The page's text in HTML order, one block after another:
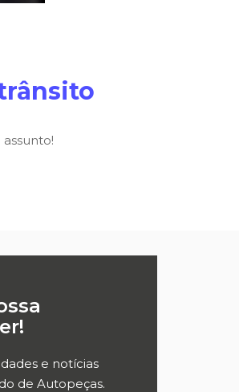
e notícias
de Autopeças.